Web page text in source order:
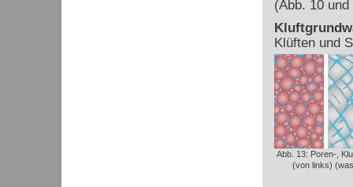
(Abb. 10 und
Klüften und
Abb. 13: Poren-,
(von links)